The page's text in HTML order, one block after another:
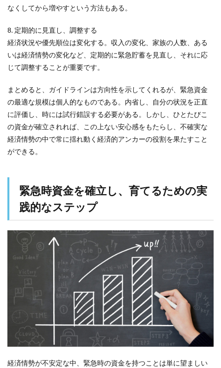
なくしてから増やすという方法もある。
8. 定期的に見直し、調整する
経済状況や優先順位は変化する。収入の変化、家族の人数、ある
いは経済情勢の変化など、定期的に緊急貯蓄を見直し、それに応
じて調整することが重要です。
まとめると、ガイドラインは方向性を示してくれるが、緊急資金
の最適な規模は個人的なものである。内省し、自分の状況を正直
に評価し、時には試行錯誤する必要がある。しかし、ひとたびこ
の資金が確立されれば、この上ない安心感をもたらし、不確実な
経済情勢の中で常に揺れ動く経済的アンカーの役割を果たすこと
ができる。
緊急時資金を確立し、育てるための実
践的なステップ
経済情勢が不安定な中、緊急時の資金を持つことは単に望ましい